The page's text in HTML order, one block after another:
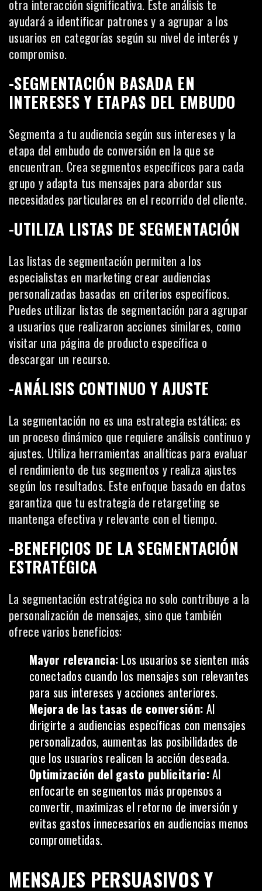
otra interacción significativa. Este análisis te
ayudará a identificar patrones y a agrupar a los
usuarios en categorías según su nivel de interés y
compromiso.
-SEGMENTACIÓN BASADA EN
INTERESES Y ETAPAS DEL EMBUDO
Segmenta a tu audiencia según sus intereses y la
etapa del embudo de conversión en la que se
encuentran. Crea segmentos específicos para cada
grupo y adapta tus mensajes para abordar sus
necesidades particulares en el recorrido del cliente.
-UTILIZA LISTAS DE SEGMENTACIÓN
Las listas de segmentación permiten a los
especialistas en marketing crear audiencias
personalizadas basadas en criterios específicos.
Puedes utilizar listas de segmentación para agrupar
a usuarios que realizaron acciones similares, como
visitar una página de producto específica o
descargar un recurso.
-ANÁLISIS CONTINUO Y AJUSTE
La segmentación no es una estrategia estática; es
un proceso dinámico que requiere análisis continuo y
ajustes. Utiliza herramientas analíticas para evaluar
el rendimiento de tus segmentos y realiza ajustes
según los resultados. Este enfoque basado en datos
garantiza que tu estrategia de retargeting se
mantenga efectiva y relevante con el tiempo.
-BENEFICIOS DE LA SEGMENTACIÓN
ESTRATÉGICA
La segmentación estratégica no solo contribuye a la
personalización de mensajes, sino que también
ofrece varios beneficios:
Mayor relevancia: Los usuarios se sienten más
conectados cuando los mensajes son relevantes
para sus intereses y acciones anteriores.
Mejora de las tasas de conversión: Al
dirigirte a audiencias específicas con mensajes
personalizados, aumentas las posibilidades de
que los usuarios realicen la acción deseada.
Optimización del gasto publicitario:Al
enfocarte en segmentos más propensos a
convertir, maximizas el retorno de inversión y
evitas gastos innecesarios en audiencias menos
comprometidas.
MENSAJES PERSUASIVOS Y